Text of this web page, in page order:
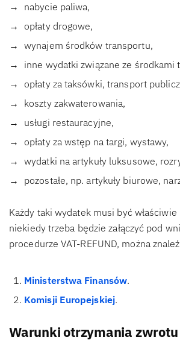
nabycie paliwa,
opłaty drogowe,
wynajem środków transportu,
inne wydatki związane ze środkami
opłaty za taksówki, transport
koszty zakwaterowania,
usługi restauracyjne,
opłaty za wstęp na targi, wystawy,
wydatki na artykuły luksusowe,
pozostałe, np. artykuły biurowe,
Każdy taki wydatek musi być
niekiedy trzeba będzie załączyć pod
procedurze VAT-REFUND, można
Ministerstwa Finansów.
Komisji Europejskiej.
Warunki otrzymania zwrotu